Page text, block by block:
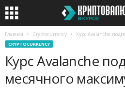
Главная Cryptocurrency Курс Avalanche
CRYPTOCURRENCY
Курс Avalanche
месячного